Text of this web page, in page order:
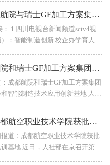
党委副书记、...
【中国网等】成都航院与瑞士GF加工方案集团深度合作共建技术中心和创新基地
视
造创新 校企办学育人 2.
育人 3.中...
【人民网】成都航院和瑞士GF加工方案集团联袂共建西南技术中心和智能制造技术应用创新基地
成都航院和瑞士GF加工方案集团
能制造技术应用创新基地 人民
工方案智能制造技术...
【四川党建网】成都航空职业技术学院获批为世界技能大赛国家集训基地
道：成都航空职业技术学院获批
京召开第45